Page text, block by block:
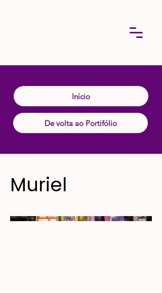
Início
De volta ao Portifólio
Muriel